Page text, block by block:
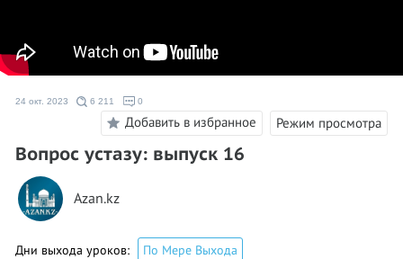
24 окт. 2023 6 211 0
Добавить в избранное Режим просмотра
Вопрос устазу: выпуск 16
Azan.kz
Дни выхода уроков: По Мере Выхода